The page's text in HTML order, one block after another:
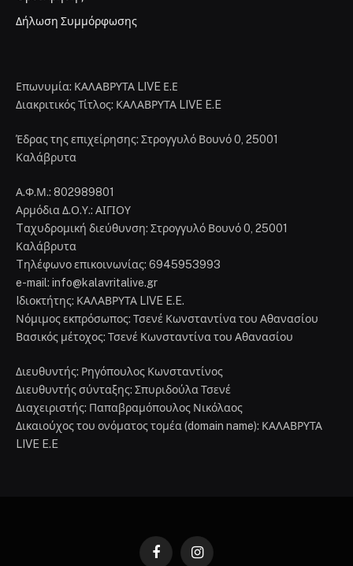
Δήλωση Συμμόρφωσης
Επωνυμία: ΚΑΛΑΒΡΥΤΑ LIVE Ε.Ε
Διακριτικός Τίτλος: ΚΑΛΑΒΡΥΤΑ LIVE E.E
Έδρας της επιχείρησης: Στρογγυλό Βουνό 0, 25001
Καλάβρυτα
Α.Φ.Μ.: 802989801
Αρμόδια Δ.Ο.Υ.: ΑΙΓΙΟΥ
Tαχυδρομική διεύθυνση: Στρογγυλό Βουνό 0, 25001
Καλάβρυτα
Tηλέφωνο επικοινωνίας: 6945953993
e-mail: info@kalavritalive.gr
Iδιοκτήτης: ΚΑΛΑΒΡΥΤΑ LIVE E.E.
Νόμιμος εκπρόσωπος: Τσενέ Κωνσταντίνα του Αθανασίου
Βασικός μέτοχος: Τσενέ Κωνσταντίνα του Αθανασίου
Διευθυντής: Ρηγόπουλος Κωνσταντίνος
Διευθυντής σύνταξης: Σπυριδούλα Τσενέ
Διαχειριστής: Παπαβραμόπουλος Νικόλαος
Δικαιούχος του ονόματος τομέα (domain name): ΚΑΛΑΒΡΥΤΑ
LIVE E.E
FacebookInstagram